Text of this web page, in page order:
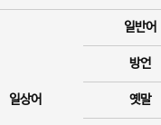
일상어
일반어
방언
옛말